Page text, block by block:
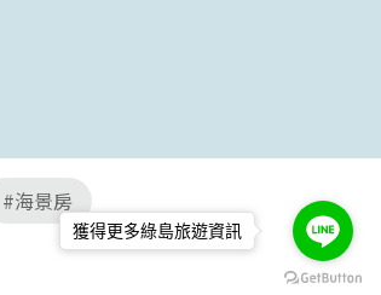
#海景房
獲得更多綠島旅遊資訊